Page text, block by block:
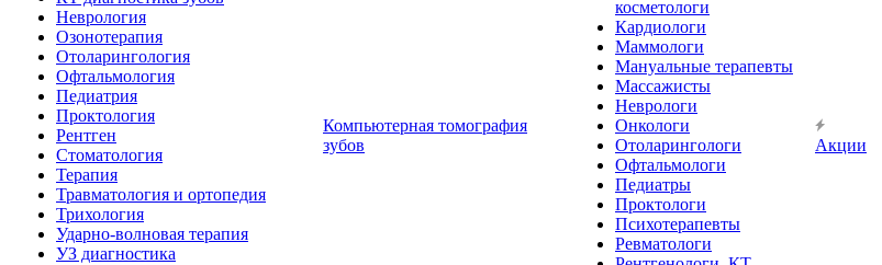
Неврология
Озонотерапия
Отоларингология
Офтальмология
Педиатрия
Проктология
Рентген
Стоматология
Терапия
Травматология и ортопедия
Трихология
Ударно-волновая терапия
УЗ диагностика
Компьютерная томография
зубов
косметологи
Кардиологи
Маммологи
Мануальные терапевты
Массажисты
Неврологи
Онкологи
Отоларингологи
Офтальмологи
Педиатры
Проктологи
Психотерапевты
Ревматологи
Акции